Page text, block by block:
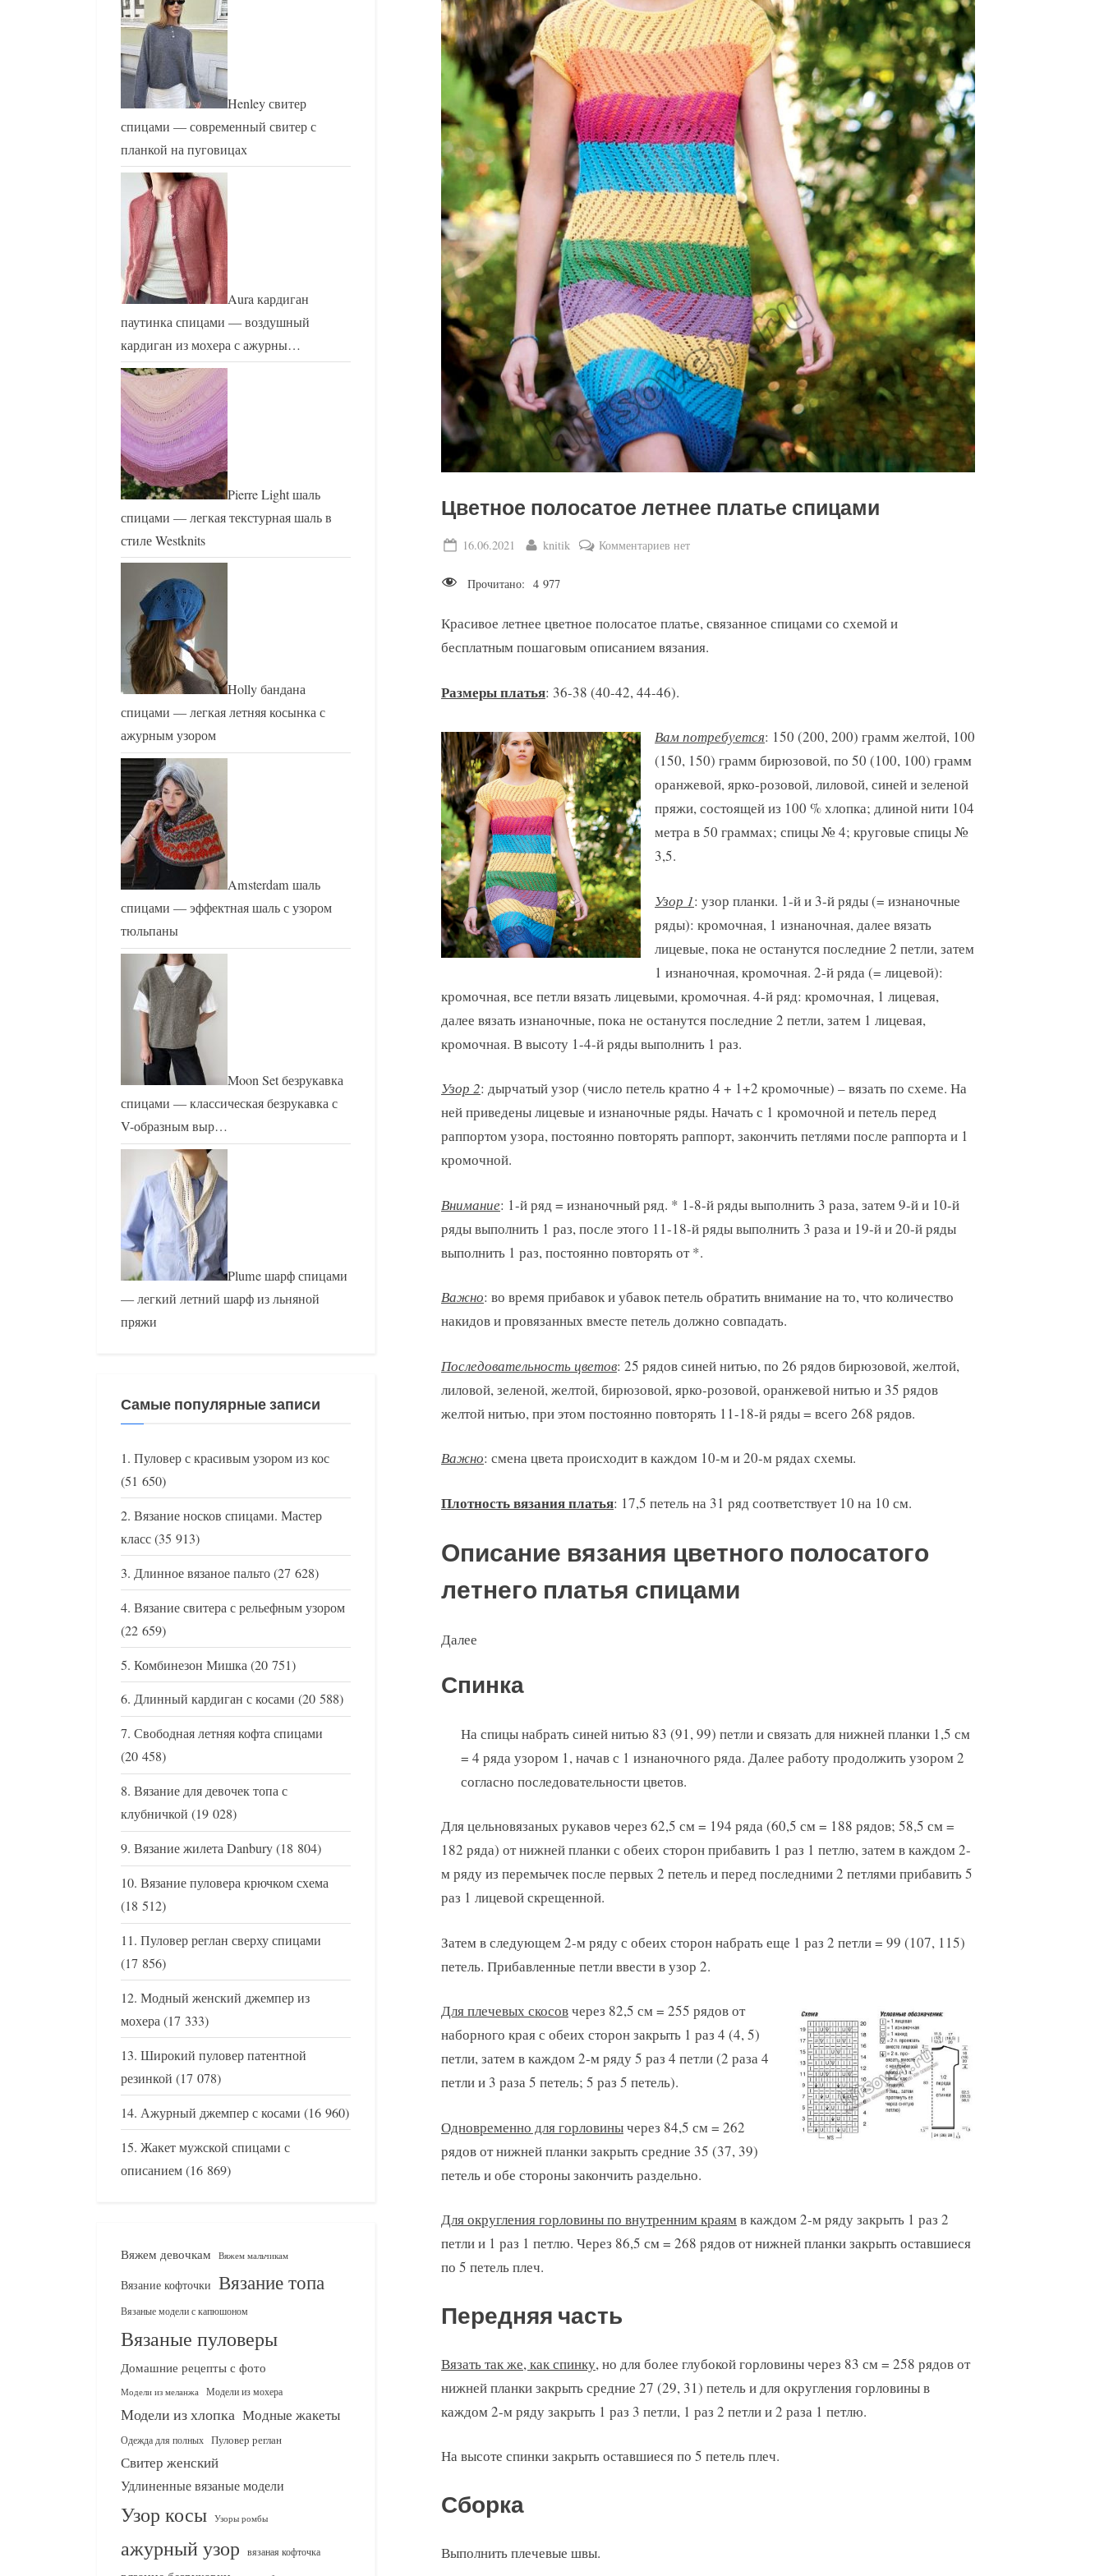
Цветное полосатое летнее платье спицами
Posted
16.06.2021 By
knitik Комментариев к
летнее
платье
нет
Прочитано: 4 977
Красивое летнее цветное полосатое платье, связанное спицами со схемой и
бесплатным пошаговым описанием вязания.
Размеры платья: 36-38 (40-42, 44-46).
Вам потребуется: 150 (200, 200) грамм желтой, 100
(150, 150) грамм бирюзовой, по 50 (100, 100) грамм
оранжевой, ярко-розовой, лиловой, синей и зеленой
пряжи, состоящей из 100 % хлопка; длиной нити 104
метра в 50 граммах; спицы № 4; круговые спицы №
3,5.
Узор 1: узор планки. 1-й и 3-й ряды (= изнаночные
ряды): кромочная, 1 изнаночная, далее вязать
лицевые, пока не останутся последние 2 петли, затем
1 изнаночная, кромочная. 2-й ряда (= лицевой):
кромочная, все петли вязать лицевыми, кромочная. 4-й ряд: кромочная, 1 лицевая,
далее вязать изнаночные, пока не останутся последние 2 петли, затем 1 лицевая,
кромочная. В высоту 1-4-й ряды выполнить 1 раз.
Узор 2: дырчатый узор (число петель кратно 4 + 1+2 кромочные) – вязать по схеме. На
ней приведены лицевые и изнаночные ряды. Начать с 1 кромочной и петель перед
раппортом узора, постоянно повторять раппорт, закончить петлями после раппорта и 1
кромочной.
Внимание: 1-й ряд = изнаночный ряд. * 1-8-й ряды выполнить 3 раза, затем 9-й и 10-й
ряды выполнить 1 раз, после этого 11-18-й ряды выполнить 3 раза и 19-й и 20-й ряды
выполнить 1 раз, постоянно повторять от *.
Важно: во время прибавок и убавок петель обратить внимание на то, что количество
накидов и провязанных вместе петель должно совпадать.
Последовательность цветов: 25 рядов синей нитью, по 26 рядов бирюзовой, желтой,
лиловой, зеленой, желтой, бирюзовой, ярко-розовой, оранжевой нитью и 35 рядов
желтой нитью, при этом постоянно повторять 11-18-й ряды = всего 268 рядов.
Важно: смена цвета происходит в каждом 10-м и 20-м рядах схемы.
Плотность вязания платья: 17,5 петель на 31 ряд соответствует 10 на 10 см.
Описание вязания цветного полосатого
летнего платья спицами
Далее
Спинка
На спицы набрать синей нитью 83 (91, 99) петли и связать для нижней планки 1,5 см
= 4 ряда узором 1, начав с 1 изнаночного ряда. Далее работу продолжить узором 2
согласно последовательности цветов.
Для цельновязаных рукавов через 62,5 см = 194 ряда (60,5 см = 188 рядов; 58,5 см =
182 ряда) от нижней планки с обеих сторон прибавить 1 раз 1 петлю, затем в каждом 2-
м ряду из перемычек после первых 2 петель и перед последними 2 петлями прибавить 5
раз 1 лицевой скрещенной.
Затем в следующем 2-м ряду с обеих сторон набрать еще 1 раз 2 петли = 99 (107, 115)
петель. Прибавленные петли ввести в узор 2.
Для плечевых скосовчерез 82,5 см = 255 рядов от
наборного края с обеих сторон закрыть 1 раз 4 (4, 5)
петли, затем в каждом 2-м ряду 5 раз 4 петли (2 раза 4
петли и 3 раза 5 петель; 5 раз 5 петель).
Одновременно для горловинычерез 84,5 см = 262
рядов от нижней планки закрыть средние 35 (37, 39)
петель и обе стороны закончить раздельно.
Для округления горловины по внутренним краямв каждом 2-м ряду закрыть 1 раз 2
петли и 1 раз 1 петлю. Через 86,5 см = 268 рядов от нижней планки закрыть оставшиеся
по 5 петель плеч.
Передняя часть
Вязать так же, как спинку, но для более глубокой горловины через 83 см = 258 рядов от
нижней планки закрыть средние 27 (29, 31) петель и для округления горловины в
каждом 2-м ряду закрыть 1 раз 3 петли, 1 раз 2 петли и 2 раза 1 петлю.
На высоте спинки закрыть оставшиеся по 5 петель плеч.
Сборка
Выполнить плечевые швы.
Henley свитер
спицами — современный свитер с
планкой на пуговицах
Aura кардиган
паутинка спицами — воздушный
кардиган из мохера с ажурны…
Pierre Light шаль
спицами — легкая текстурная шаль в
стиле Westknits
Holly бандана
спицами — легкая летняя косынка с
ажурным узором
Amsterdam шаль
спицами — эффектная шаль с узором
тюльпаны
Moon Set безрукавка
спицами — классическая безрукавка с
V-образным выр…
Plume шарф спицами
— легкий летний шарф из льняной
пряжи
Самые популярные записи
Пуловер с красивым узором из кос
(51 650)
Вязание носков спицами. Мастер
класс(35 913)
Длинное вязаное пальто(27 628)
Вязание свитера с рельефным узором
(22 659)
Комбинезон Мишка(20 751)
Длинный кардиган с косами (20 588)
Свободная летняя кофта спицами
(20 458)
Вязание для девочек топа с
клубничкой (19 028)
Вязание жилета Danbury(18 804)
Вязание пуловера крючком схема
(18 512)
Пуловер реглан сверху спицами
(17 856)
Модный женский джемпер из
мохера(17 333)
Широкий пуловер патентной
резинкой (17 078)
Ажурный джемпер с косами (16 960)
Жакет мужской спицами с
описанием(16 869)
Вяжем девочкам Вяжем мальчикам
Вязание кофточки Вязание топа
Вязаные модели с капюшоном
Вязаные пуловеры
Домашние рецепты с фото
Модели из меланжа Модели из мохера
Модели из хлопка Модные жакеты
Одежда для полных Пуловер реглан
Свитер женский
Удлиненные вязаные модели
Узор косы Узоры ромбы
ажурный узор вязаная кофточка